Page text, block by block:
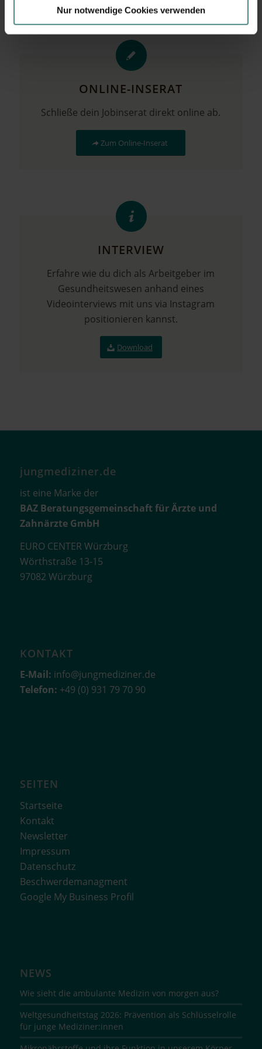
Nur notwendige Cookies verwenden
ONLINE-INSERAT
Schließe dein Jobinserat direkt online ab.
Zum Online-Inserat
INTERVIEW
Erfahre wie du dich als Arbeitgeber im
Gesundheitswesen anhand eines
Videointerviews mit uns via Instagram
positionieren kannst.
Download
jungmediziner.de
ist eine Marke der
BAZ Beratungsgemeinschaft für Ärzte und
Zahnärzte GmbH
EURO CENTER Würzburg
Wörthstraße 13-15
97082 Würzburg
KONTAKT
E-Mail: info@jungmediziner.de
Telefon: +49 (0) 931 79 70 90
SEITEN
Startseite
Kontakt
Newsletter
Impressum
Datenschutz
Beschwerdemanagment
Google My Business Profil
NEWS
Wie sieht die ambulante Medizin von morgen aus?
Weltgesundheitstag 2026: Prävention als Schlüsselrolle
für junge Mediziner:innen